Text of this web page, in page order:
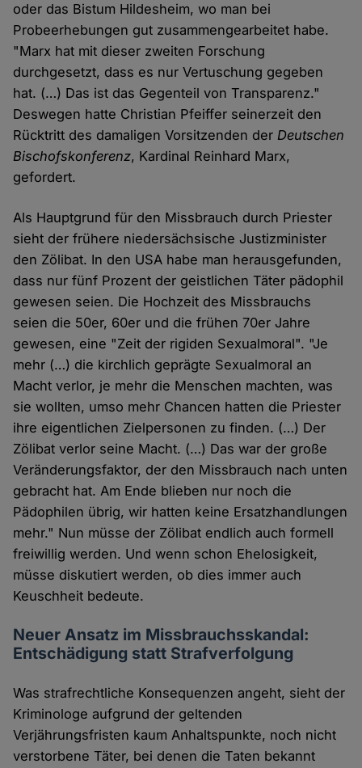
oder das Bistum Hildesheim, wo man bei
Probeerhebungen gut zusammengearbeitet habe.
"Marx hat mit dieser zweiten Forschung
durchgesetzt, dass es nur Vertuschung gegeben
hat. (…) Das ist das Gegenteil von Transparenz."
Deswegen hatte Christian Pfeiffer seinerzeit den
Rücktritt des damaligen Vorsitzenden derDeutschen
Bischofskonferenz, Kardinal Reinhard Marx,
gefordert.
Als Hauptgrund für den Missbrauch durch Priester
sieht der frühere niedersächsische Justizminister
den Zölibat. In den USA habe man herausgefunden,
dass nur fünf Prozent der geistlichen Täter pädophil
gewesen seien. Die Hochzeit des Missbrauchs
seien die 50er, 60er und die frühen 70er Jahre
gewesen, eine "Zeit der rigiden Sexualmoral". "Je
mehr (…) die kirchlich geprägte Sexualmoral an
Macht verlor, je mehr die Menschen machten, was
sie wollten, umso mehr Chancen hatten die Priester
ihre eigentlichen Zielpersonen zu finden. (…) Der
Zölibat verlor seine Macht. (…) Das war der große
Veränderungsfaktor, der den Missbrauch nach unten
gebracht hat. Am Ende blieben nur noch die
Pädophilen übrig, wir hatten keine Ersatzhandlungen
mehr." Nun müsse der Zölibat endlich auch formell
freiwillig werden. Und wenn schon Ehelosigkeit,
müsse diskutiert werden, ob dies immer auch
Keuschheit bedeute.
Neuer Ansatz im Missbrauchsskandal:
Entschädigung statt Strafverfolgung
Was strafrechtliche Konsequenzen angeht, sieht der
Kriminologe aufgrund der geltenden
Verjährungsfristen kaum Anhaltspunkte, noch nicht
verstorbene Täter, bei denen die Taten bekannt